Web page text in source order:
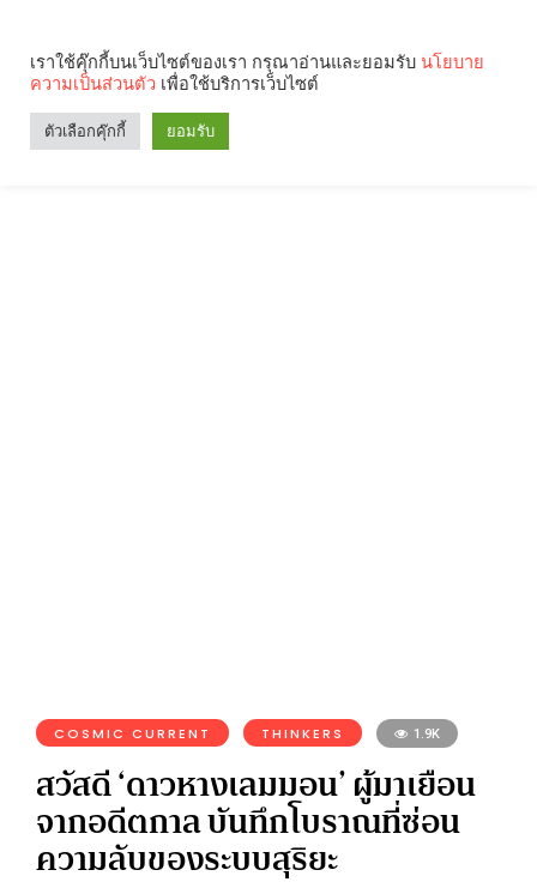
COSMIC CURRENT THINKERS 1.9K
สวัสดี ‘ดาวหางเลมมอน’ ผู้มาเยือน
จากอดีตกาล บันทึกโบราณที่ซ่อน
ความลับของระบบสุริยะ
เราใช้คุ๊กกี้บนเว็บไซต์ของเรา กรุณาอ่านและยอมรับ นโยบาย
ความเป็นส่วนตัว เพื่อใช้บริการเว็บไซต์
ตัวเลือกคุ๊กกี้ ยอมรับ